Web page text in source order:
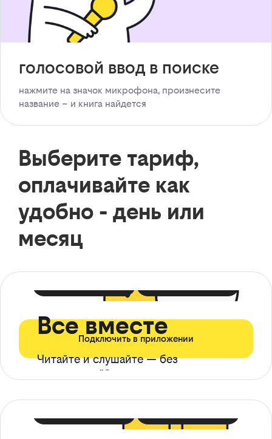
голосовой ввод в поиске
нажмите на значок микрофона, произнесите
название – и книга найдется
Выберите тариф,
оплачивайте как
удобно - день или
месяц
Все вместе
Читайте и слушайте — без
ограничений*
Подключить в приложении